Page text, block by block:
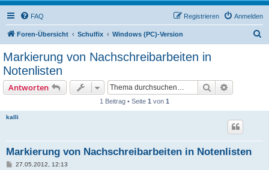
FAQ Anmelden
Registrieren
Foren-Übersicht Schulfix Windows (PC)-Version
Markierung von Nachschreibarbeiten in
Notenlisten
Antworten Suche
1 Beitrag • Seite 1 von 1
kalli
Markierung von Nachschreibarbeiten in Notenlisten
B27.05.2012, 12:13